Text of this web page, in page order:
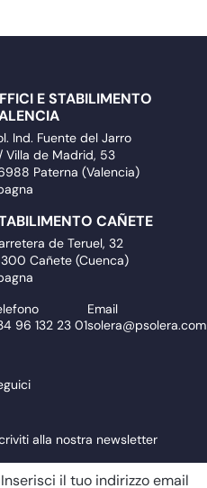
E STABILIMENTO
Ind. Fuente del Jarro
Villa de Madrid, 53
Paterna (Valencia)
CAÑETE
de Teruel, 32
Cañete (Cuenca)
96 132 23 01
Email
solera@psolera.com
alla nostra newsletter